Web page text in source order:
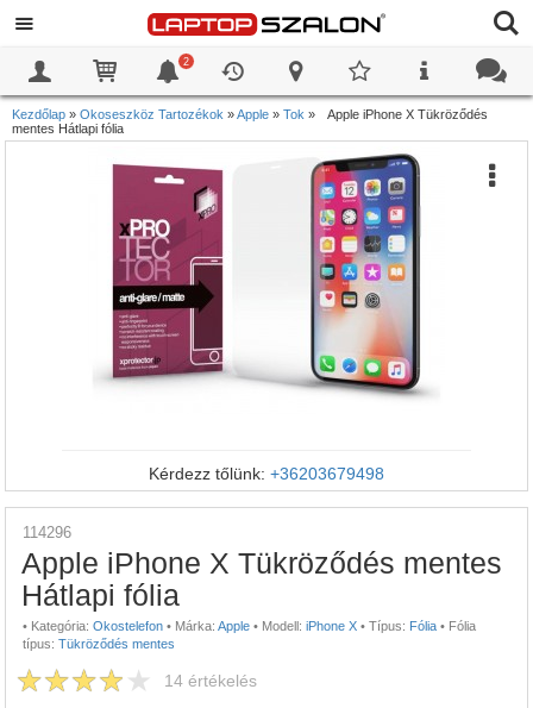
2
Kezdőlap » Okoseszköz Tartozékok »Apple » Tok »
Apple iPhone X Tükröződés
mentes Hátlapi fólia
Kérdezz tőlünk: +36203679498
114296
Apple iPhone X Tükröződés mentes
Hátlapi fólia
• Kategória: Okostelefon • Márka: Apple • Modell: iPhone X • Típus: Fólia • Fólia
típus: Tükröződés mentes
14 értékelés
0
0